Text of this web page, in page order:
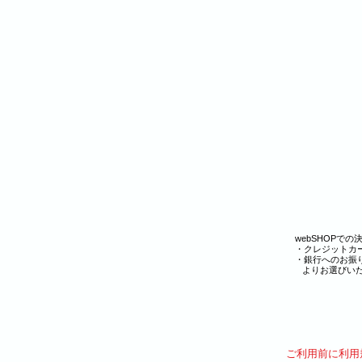
webSHOPでの
・クレジットカ
・銀行へのお
よりお選びい
ご利用前に利